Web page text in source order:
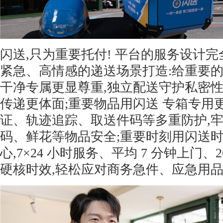
闪送,只为重要托付! 平台的服务设计
紧急、高情感的递送场景打造:给重要
干净专属更显尊重,独立配送守护私密
传递更体面;重要物品用闪送 专箱专用
证、轨迹追踪、取送件码等多重防护,
码、鲜花等物品安全;重要时刻用闪送
心,7×24 小时服务、平均 7 分钟上门、
硬核时效,轻松应对商务急件、应急用